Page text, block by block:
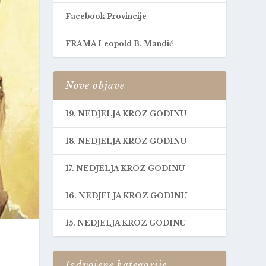
Facebook Provincije
FRAMA Leopold B. Mandić
Nove objave
19. NEDJELJA KROZ GODINU
18. NEDJELJA KROZ GODINU
17. NEDJELJA KROZ GODINU
16. NEDJELJA KROZ GODINU
15. NEDJELJA KROZ GODINU